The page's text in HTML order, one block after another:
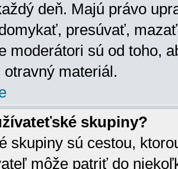
deň. Majú právo
presúvať,
moderátori sú od toho,
otravný materiál.
skupiny?
skupiny sú cestou,
môže patriť do